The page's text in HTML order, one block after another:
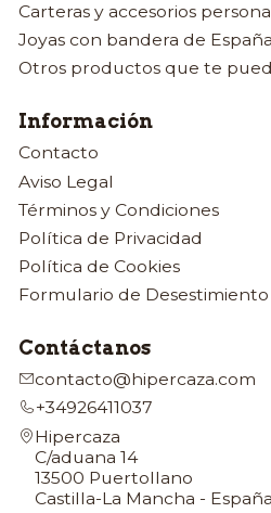
Carteras y accesorios
Joyas con bandera de España
Otros productos que te
Información
Contacto
Aviso Legal
Términos y Condiciones
Política de Privacidad
Política de Cookies
Formulario de Desestimiento
Contáctanos
contacto@hipercaza.com
+34926411037
Hipercaza
C/aduana 14
13500 Puertollano
Castilla-La Mancha - España